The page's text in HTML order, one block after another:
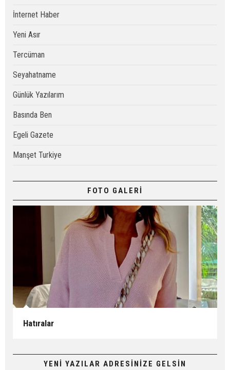
İnternet Haber
Yeni Asır
Tercüman
Seyahatname
Günlük Yazılarım
Basında Ben
Egeli Gazete
Manşet Turkiye
FOTO GALERİ
Hatıralar
YENİ YAZILAR ADRESİNİZE GELSİN